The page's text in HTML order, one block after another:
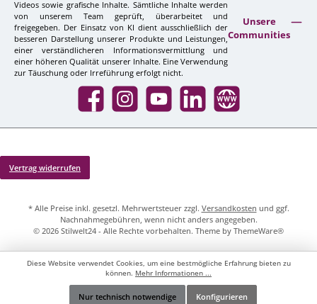
Videos sowie grafische Inhalte. Sämtliche Inhalte werden
von unserem Team geprüft, überarbeitet und
freigegeben. Der Einsatz von KI dient ausschließlich der
besseren Darstellung unserer Produkte und Leistungen,
einer verständlicheren Informationsvermittlung und
einer höheren Qualität unserer Inhalte. Eine Verwendung
zur Täuschung oder Irreführung erfolgt nicht.
Unsere
Communities
Facebook InstagramYouTube LinkedIn Website
Vertrag widerrufen
* Alle Preise inkl. gesetzl. Mehrwertsteuer zzgl. Versandkosten und ggf.
Nachnahmegebühren, wenn nicht anders angegeben.
© 2026 Stilwelt24 - Alle Rechte vorbehalten. Theme by ThemeWare®
Diese Website verwendet Cookies, um eine bestmögliche Erfahrung bieten zu
können. Mehr Informationen ...
Nur technisch notwendige Konfigurieren